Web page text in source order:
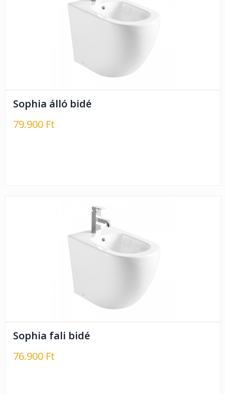
Sophia álló bidé
79.900 Ft
Sophia fali bidé
76.900 Ft